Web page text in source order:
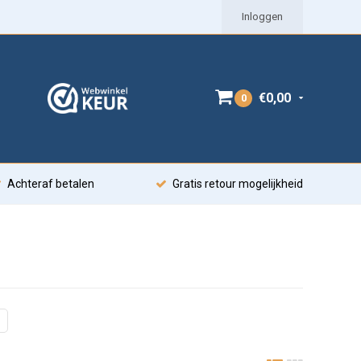
Inloggen
0 €0,00
Achteraf betalen Gratis retour mogelijkheid